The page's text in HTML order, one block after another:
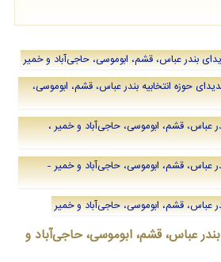
بندر عباس، قشم، ابوموسی، حاجی‌آباد و